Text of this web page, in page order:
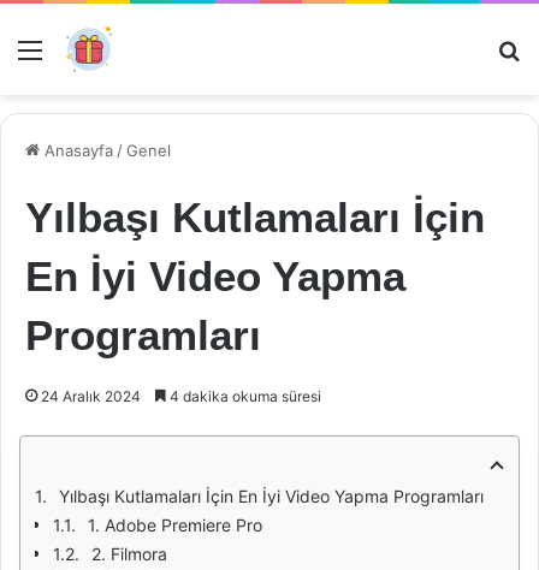
Menü
Anasayfa /Genel
Yılbaşı Kutlamaları İçin
En İyi Video Yapma
Programları
24 Aralık 2024 4 dakika okuma süresi
Yılbaşı Kutlamaları İçin En İyi Video Yapma Programları
1. Adobe Premiere Pro
2. Filmora